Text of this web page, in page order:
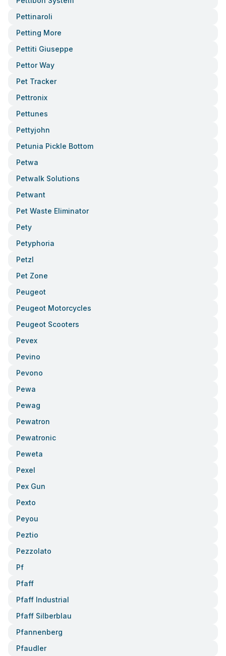
Pettinaroli
Petting More
Pettiti Giuseppe
Pettor Way
Pet Tracker
Pettronix
Pettunes
Pettyjohn
Petunia Pickle Bottom
Petwa
Petwalk Solutions
Petwant
Pet Waste Eliminator
Pety
Petyphoria
Petzl
Pet Zone
Peugeot
Peugeot Motorcycles
Peugeot Scooters
Pevex
Pevino
Pevono
Pewa
Pewag
Pewatron
Pewatronic
Peweta
Pexel
Pex Gun
Pexto
Peyou
Peztio
Pezzolato
Pf
Pfaff
Pfaff Industrial
Pfaff Silberblau
Pfannenberg
Pfaudler